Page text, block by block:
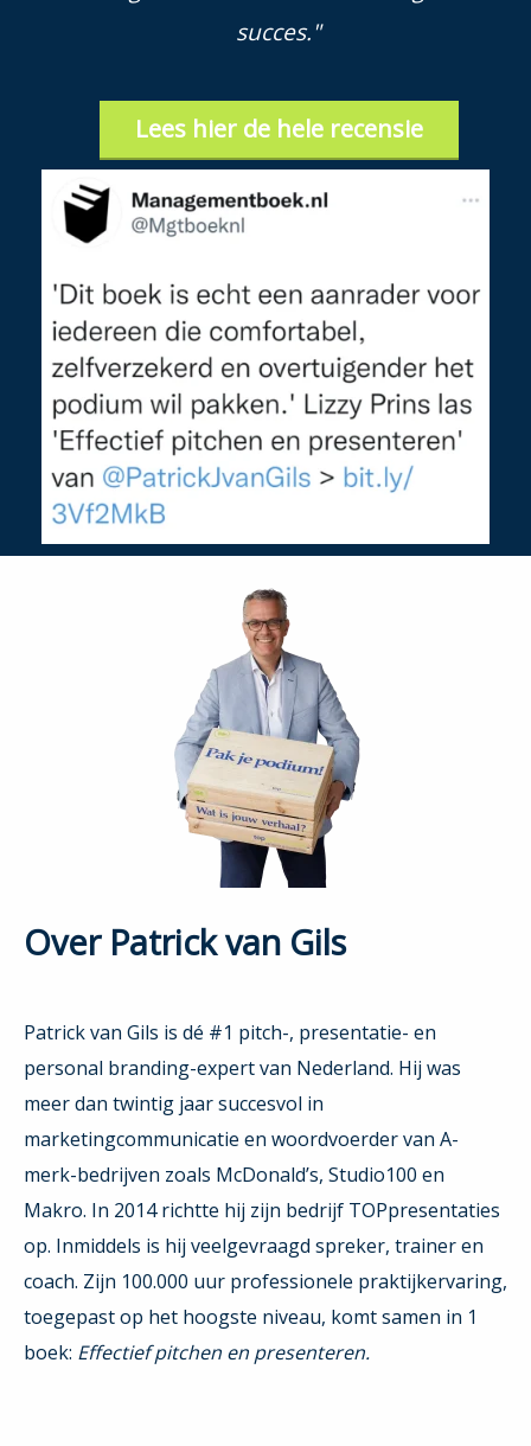
succes."
Lees hier de hele recensie
Over Patrick van Gils
Patrick van Gils is dé #1 pitch-, presentatie- en
personal branding-expert van Nederland. Hij was
meer dan twintig jaar succesvol in
marketingcommunicatie en woordvoerder van A-
merk-bedrijven zoals McDonald’s, Studio100 en
Makro. In 2014 richtte hij zijn bedrijf TOPpresentaties
op. Inmiddels is hij veelgevraagd spreker, trainer en
coach. Zijn 100.000 uur professionele praktijkervaring,
toegepast op het hoogste niveau, komt samen in 1
boek: Effectief pitchen en presenteren.